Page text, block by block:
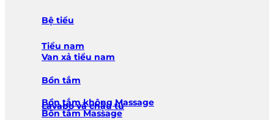
Bệ tiểu
Tiểu nam
Van xả tiểu nam
Bồn tắm
Bồn tắm không Massage
Bồn tắm Massage
Lavabo và chậu tủ